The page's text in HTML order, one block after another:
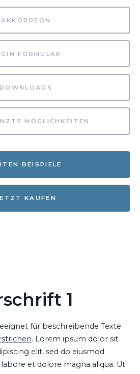
AKKORDEON
FORMULAR
DOWNLOADS
MÖGLICHKEITEN
BEISPIELE
KAUFEN
1
für beschreibende Texte.
. Lorem ipsum dolor sit
elit, sed do eiusmod
et dolore magna aliqua. Ut